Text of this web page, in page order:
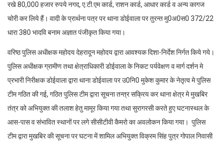
रखे 80,000 हजार रुपये नगद, ए.टी.एम कार्ड, राशन कार्ड, आधार कार्ड व अन्य कागज
चोरी कर लिये हैं। वादी के प्रार्थना पत्र पर थाना डोईवाला पर तुरन्त मु0अ0स0 372/22
धारा 380 भादवि बनाम अज्ञात पंजीकृत किया गया।
वरिष्ठ पुलिस अधीक्षक महोदय देहरादून महोदय द्वारा आवश्यक दिशा-निर्देश निर्गत किये गये।
पुलिस अधीक्षक ग्रामीण तथा क्षेत्राधिकारी डोईवाला के निकट पर्यवेक्षण व मार्ग दर्शन मे
प्रभारी निरीक्षक डोईवाला द्वारा थाना डोईवाला पर उ0नि0 मुकेश कुमार के नेतृत्व मे पुलिस
टीम गठित की गई, गठित पुलिस टीम द्वारा सूचना तन्त्र सक्रिय कर थाना क्षेत्र मे मुखबिर
तंत्र को अभियुक्त की तलाश हेतु मामूर किया गया तथा सुरागरसी करते हुए घटनास्थल के
आस-पास व संभावित स्थानों पर लगे सीसीटीवी कैमरो का अवलोकन किया गया। पुलिस
टीम द्वारा मुखबिर की सूचना पर घटना में शामिल अभियुक्त विक्रम सिंह पुत्र गोपाल निवासी